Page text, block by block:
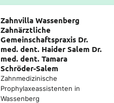
Zahnvilla Wassenberg
Zahnärztliche
Gemeinschaftspraxis Dr.
med. dent. Haider Salem Dr.
med. dent. Tamara
Schröder-Salem
Zahnmedizinische
Prophylaxeassistenten in
Wassenberg